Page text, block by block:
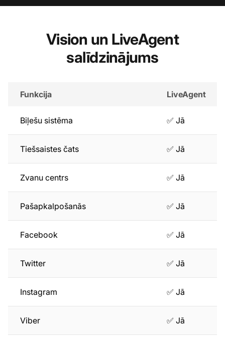
Vision un LiveAgent
salīdzinājums
Funkcija LiveAgent
Biļešu sistēma ✅ Jā
Tiešsaistes čats ✅ Jā
Zvanu centrs ✅ Jā
Pašapkalpošanās ✅ Jā
Facebook ✅ Jā
Twitter ✅ Jā
Instagram ✅ Jā
Viber ✅ Jā